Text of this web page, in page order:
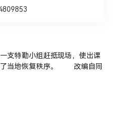
特勤小组赶抵现场，使出课
了当地恢复秩序。 改编自同